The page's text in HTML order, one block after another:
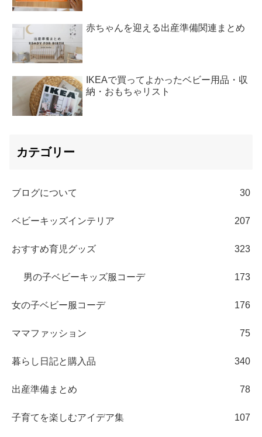
赤ちゃんを迎える出産準備関連まとめ
IKEAで買ってよかったベビー用品・収
納・おもちゃリスト
カテゴリー
ブログについて 30
ベビーキッズインテリア 207
おすすめ育児グッズ 323
男の子ベビーキッズ服コーデ 173
女の子ベビー服コーデ 176
ママファッション 75
暮らし日記と購入品 340
出産準備まとめ 78
子育てを楽しむアイデア集 107